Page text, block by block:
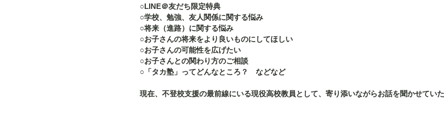
○LINE＠友だち限定特典
○学校、勉強、友人関係に関する悩み
○将来（進路）に関する悩み
○お子さんの将来をより良いものにしてほしい
○お子さんの可能性を広げたい
○お子さんとの関わり方のご相談
○「タカ塾」ってどんなところ？　などなど
現在、不登校支援の最前線にいる現役高校教員として、寄り添いながらお話を聞かせてい